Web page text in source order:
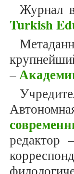
Журнал
Turkish
–